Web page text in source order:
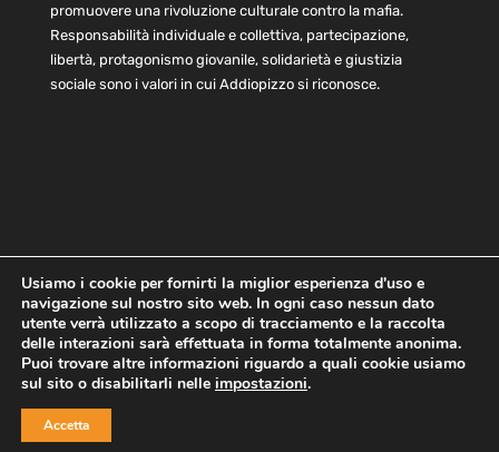
promuovere una rivoluzione culturale contro la mafia.
Responsabilità individuale e collettiva, partecipazione,
libertà, protagonismo giovanile, solidarietà e giustizia
sociale sono i valori in cui Addiopizzo si riconosce.
Home Statuto e bilancio
Contatti
Privacy
Cookie Child Protection Policy
Copyright © 2021 AddioPizzo | Tutti i diritti riservati | Sede
Usiamo i cookie per fornirti la miglior esperienza d'uso e
navigazione sul nostro sito web. In ogni caso nessun dato
utente verrà utilizzato a scopo di tracciamento e la raccolta
delle interazioni sarà effettuata in forma totalmente anonima.
Puoi trovare altre informazioni riguardo a quali cookie usiamo
sul sito o disabilitarli nelle impostazioni.
Accetta